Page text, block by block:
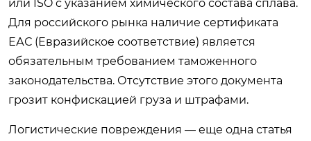
или ISO с указанием химического состава сплава.
Для российского рынка наличие сертификата
ЕАС (Евразийское соответствие) является
обязательным требованием таможенного
законодательства. Отсутствие этого документа
грозит конфискацией груза и штрафами.
Логистические повреждения — еще одна статья